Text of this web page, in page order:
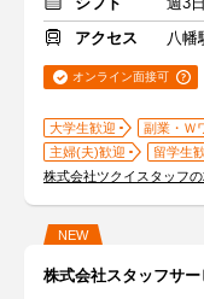
アクセス
八幡
オンライン面接可
大学生歓迎 副業・Ｗ
主婦(夫)歓迎
留学生
株式会社ツクイスタッフ
NEW
株式会社スタッフサ